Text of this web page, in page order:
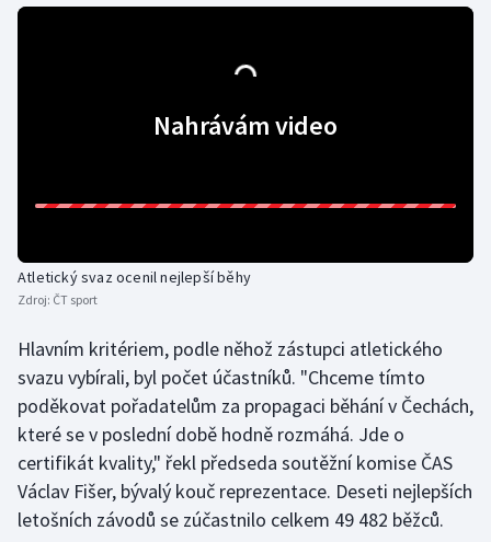
Lyže a snowboard
Moderní pětiboj
Motorsport
Olympijské hry
Parasport
Plavání
Plážový volejbal
Nahrávám video
Atletický svaz ocenil nejlepší běhy
Zdroj: ČT sport
Hlavním kritériem, podle něhož zástupci atletického
svazu vybírali, byl počet účastníků. "Chceme tímto
poděkovat pořadatelům za propagaci běhání v Čechách,
které se v poslední době hodně rozmáhá. Jde o
certifikát kvality," řekl předseda soutěžní komise ČAS
Václav Fišer, bývalý kouč reprezentace. Deseti nejlepších
letošních závodů se zúčastnilo celkem 49 482 běžců.